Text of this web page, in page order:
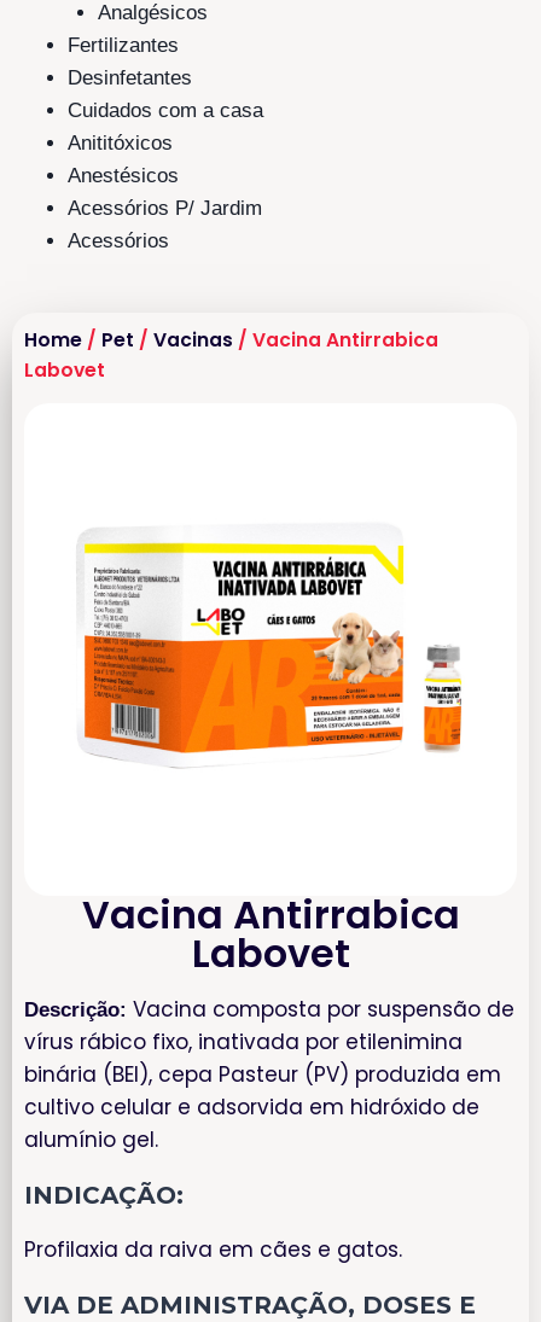
Analgésicos
Fertilizantes
Desinfetantes
Cuidados com a casa
Anititóxicos
Anestésicos
Acessórios P/ Jardim
Acessórios
Home / Pet / Vacinas / Vacina Antirrabica
Labovet
Vacina Antirrabica
Labovet
Descrição: Vacina composta por suspensão de
vírus rábico fixo, inativada por etilenimina
binária (BEI), cepa Pasteur (PV) produzida em
cultivo celular e adsorvida em hidróxido de
alumínio gel.
INDICAÇÃO:
Profilaxia da raiva em cães e gatos.
VIA DE ADMINISTRAÇÃO, DOSES E